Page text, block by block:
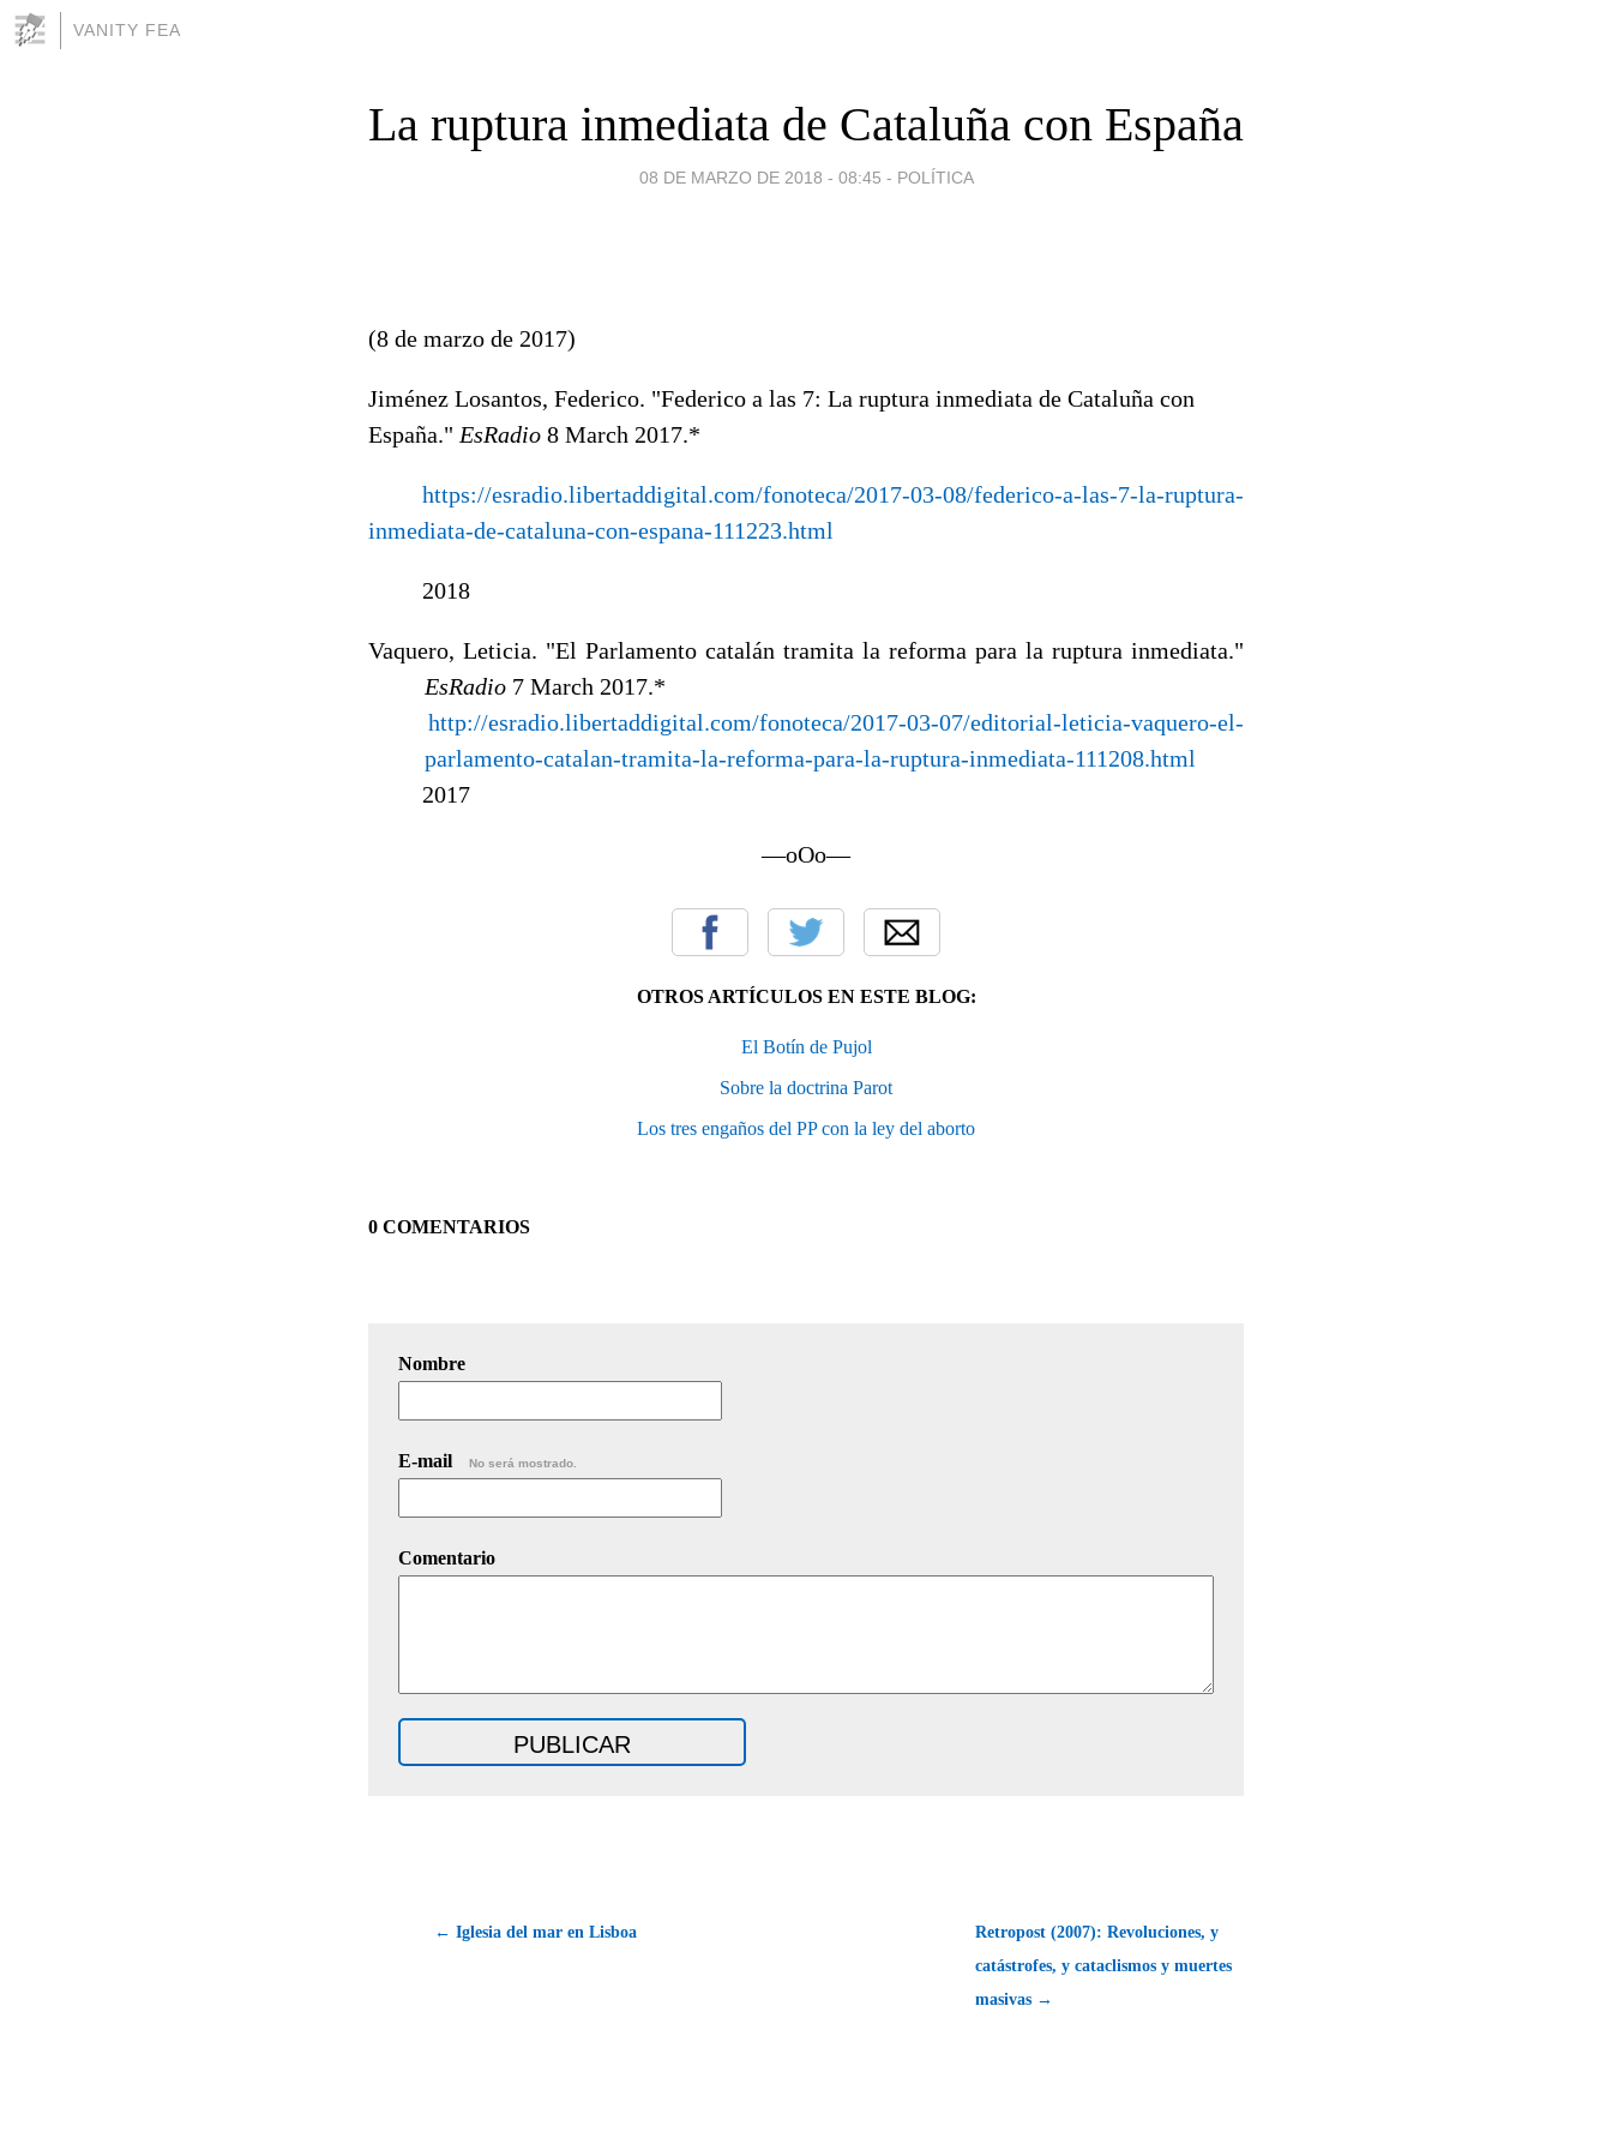
VANITY FEA
La ruptura inmediata de Cataluña con España
08 DE MARZO DE 2018 - 08:45 - POLÍTICA
(8 de marzo de 2017)
Jiménez Losantos, Federico. "Federico a las 7: La ruptura inmediata de Cataluña con
España." EsRadio 8 March 2017.*
https://esradio.libertaddigital.com/fonoteca/2017-03-08/federico-a-las-7-la-ruptura-
inmediata-de-cataluna-con-espana-111223.html
2018
Vaquero, Leticia. "El Parlamento catalán tramita la reforma para la ruptura inmediata."
EsRadio 7 March 2017.*
http://esradio.libertaddigital.com/fonoteca/2017-03-07/editorial-leticia-vaquero-el-
parlamento-catalan-tramita-la-reforma-para-la-ruptura-inmediata-111208.html
2017
—oOo—
OTROS ARTÍCULOS EN ESTE BLOG:
El Botín de Pujol
Sobre la doctrina Parot
Los tres engaños del PP con la ley del aborto
0 COMENTARIOS
Nombre
E-mail No será mostrado.
Comentario
← Iglesia del mar en Lisboa
Retropost (2007): Revoluciones, y
catástrofes, y cataclismos y muertes
masivas →